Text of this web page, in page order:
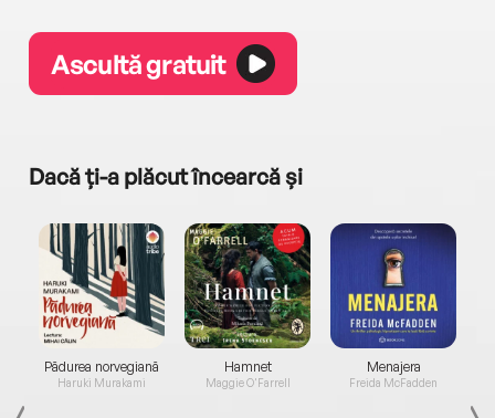
Ascultă gratuit
Dacă ți-a plăcut încearcă și
Pădurea norvegiană
Haruki Murakami
Hamnet
Maggie O'Farrell
Menajera
Freida McFadden